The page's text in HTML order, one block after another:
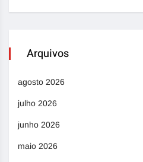
Arquivos
agosto 2026
julho 2026
junho 2026
maio 2026